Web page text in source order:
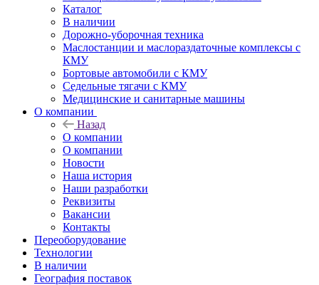
Каталог
В наличии
Дорожно-уборочная техника
Маслостанции и маслораздаточные комплексы с
КМУ
Бортовые автомобили с КМУ
Седельные тягачи с КМУ
Медицинские и санитарные машины
О компании
Назад
О компании
О компании
Новости
Наша история
Наши разработки
Реквизиты
Вакансии
Контакты
Переоборудование
Технологии
В наличии
География поставок